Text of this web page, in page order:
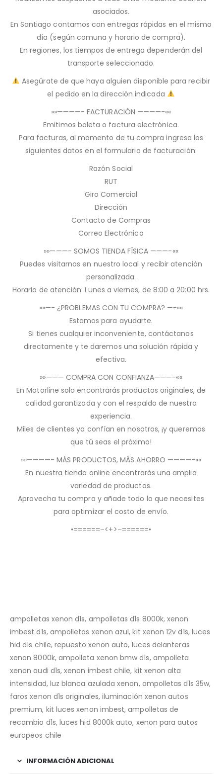
asociados.
En Santiago contamos con entregas rápidas en el mismo
día (según comuna y horario de compra).
En regiones, los tiempos de entrega dependerán del
transporte seleccionado.
Asegúrate de que haya alguien disponible para recibir
el pedido en la dirección indicada
»»————- FACTURACIÓN ————-««
Emitimos boleta o factura electrónica.
Para facturas, al momento de tu compra ingresa los
siguientes datos en el formulario de facturación:
Razón Social
RUT
Giro Comercial
Dirección
Contacto de Compras
Correo Electrónico
»»———- SOMOS TIENDA FÍSICA ———-««
Puedes visitarnos en nuestro local y recibir atención
personalizada.
Horario de atención: Lunes a viernes, de 8:00 a 20:00 hrs.
»»—- ¿PROBLEMAS CON TU COMPRA? —-««
Estamos para ayudarte.
Si tienes cualquier inconveniente, contáctanos
directamente y te daremos una solución rápida y
efectiva.
»»——— COMPRA CON CONFIANZA———-««
En Motorline solo encontrarás productos originales, de
calidad garantizada y con el respaldo de nuestra
experiencia.
Miles de clientes ya confían en nosotros, ¡y queremos
que tú seas el próximo!
»»————- MÁS PRODUCTOS, MÁS AHORRO ————-««
En nuestra tienda online encontrarás una amplia
variedad de productos.
Aprovecha tu compra y añade todo lo que necesites
para optimizar el costo de envío.
•======–<+>–======•
ampolletas xenon d1s, ampolletas d1s 8000k, xenon
imbest d1s, ampolletas xenon azul, kit xenon 12v d1s, luces
hid d1s chile, repuesto xenon auto, luces delanteras
xenon 8000k, ampolleta xenon bmw d1s, ampolleta
xenon audi d1s, xenon imbest chile, kit xenon alta
intensidad, luz blanca azulada xenon, ampolletas d1s 35w,
faros xenon d1s originales, iluminación xenon autos
premium, kit luces xenon imbest, ampolletas de
recambio d1s, luces hid 8000k auto, xenon para autos
europeos chile
INFORMACIÓN ADICIONAL